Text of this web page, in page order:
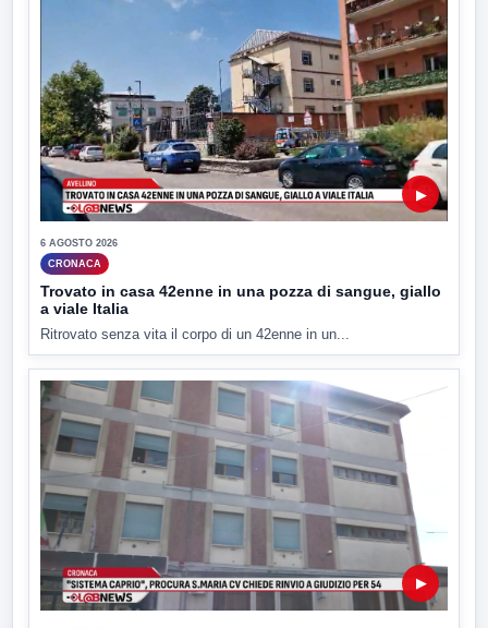
▶
6 AGOSTO 2026
CRONACA
Trovato in casa 42enne in una pozza di sangue, giallo
a viale Italia
Ritrovato senza vita il corpo di un 42enne in un...
▶